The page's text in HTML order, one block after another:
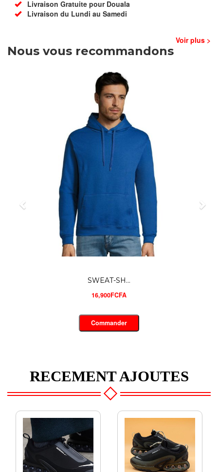
Livraison Gratuite pour Douala
Livraison du Lundi au Samedi
Voir plus >
Nous vous recommandons
SWEAT-SH...
16,500FCFA
Commander
RECEMENT AJOUTES